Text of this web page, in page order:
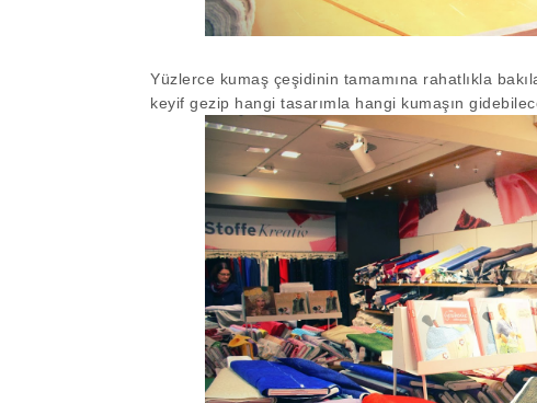
Yüzlerce kumaş çeşidinin tamamına rahatlıkla
keyif gezip hangi tasarımla hangi kumaşın